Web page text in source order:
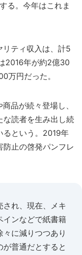
る。今年はこれま
ティ収入は、計5
2016年が約2億30
万円だった。
品が続々登場し、
な読者を生み出し続
るという。2019年
止の啓発パンフレ
され、現在、メキ
インなどで紙書籍
に減りつつあり
普通だとすると